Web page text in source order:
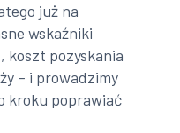
już na
wskaźniki
koszt pozyskania
– i prowadzimy
kroku poprawiać